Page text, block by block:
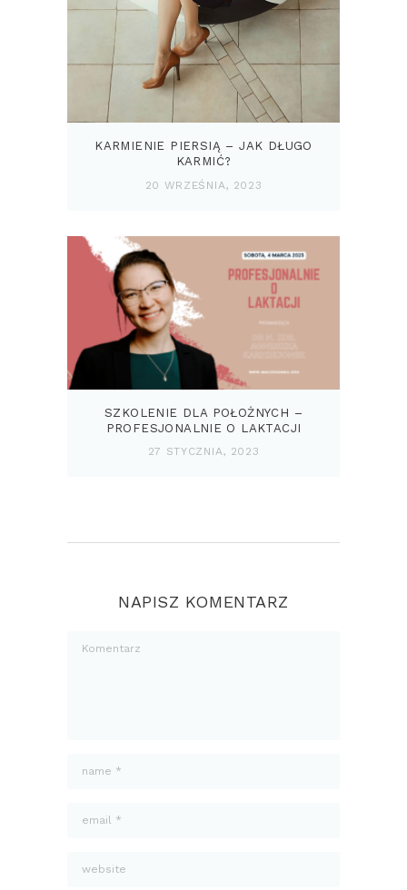
KARMIENIE PIERSIĄ – JAK DŁUGO
KARMIĆ?
20 WRZEŚNIA, 2023
SZKOLENIE DLA POŁOŻNYCH –
PROFESJONALNIE O LAKTACJI
27 STYCZNIA, 2023
NAPISZ KOMENTARZ